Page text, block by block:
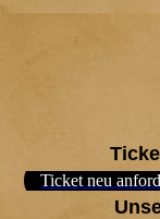
Ticket neu